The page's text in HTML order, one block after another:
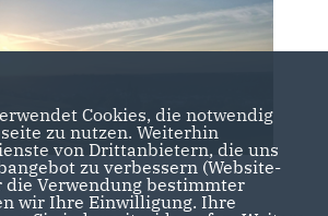
Cookies, die notwendig
zu nutzen. Weiterhin
von Drittanbietern, die uns
zu verbessern (Website-
die Verwendung bestimmter
wir Ihre Einwilligung. Ihre